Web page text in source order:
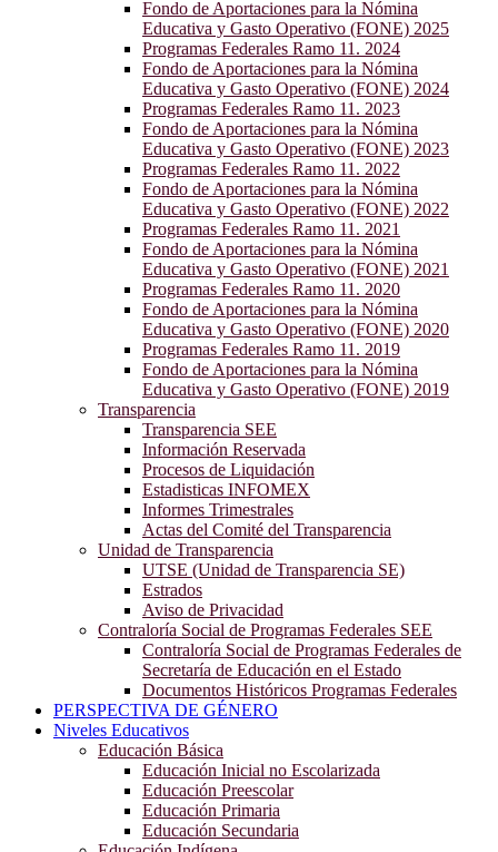
Fondo de Aportaciones para la Nómina
Educativa y Gasto Operativo (FONE) 2025
Programas Federales Ramo 11. 2024
Fondo de Aportaciones para la Nómina
Educativa y Gasto Operativo (FONE) 2024
Programas Federales Ramo 11. 2023
Fondo de Aportaciones para la Nómina
Educativa y Gasto Operativo (FONE) 2023
Programas Federales Ramo 11. 2022
Fondo de Aportaciones para la Nómina
Educativa y Gasto Operativo (FONE) 2022
Programas Federales Ramo 11. 2021
Fondo de Aportaciones para la Nómina
Educativa y Gasto Operativo (FONE) 2021
Programas Federales Ramo 11. 2020
Fondo de Aportaciones para la Nómina
Educativa y Gasto Operativo (FONE) 2020
Programas Federales Ramo 11. 2019
Fondo de Aportaciones para la Nómina
Educativa y Gasto Operativo (FONE) 2019
Transparencia
Transparencia SEE
Información Reservada
Procesos de Liquidación
Estadisticas INFOMEX
Informes Trimestrales
Actas del Comité del Transparencia
Unidad de Transparencia
UTSE (Unidad de Transparencia SE)
Estrados
Aviso de Privacidad
Contraloría Social de Programas Federales SEE
Contraloría Social de Programas Federales de
Secretaría de Educación en el Estado
Documentos Históricos Programas Federales
PERSPECTIVA DE GÉNERO
Niveles Educativos
Educación Básica
Educación Inicial no Escolarizada
Educación Preescolar
Educación Primaria
Educación Secundaria